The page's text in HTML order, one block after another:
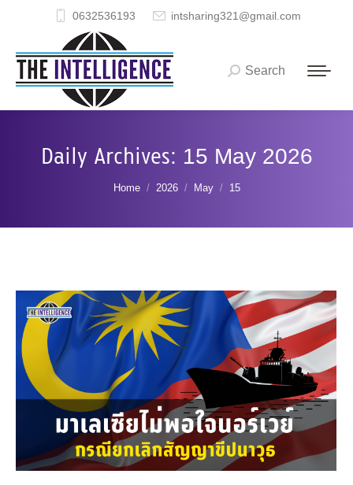
0632536193 intsharing321@gmail.com
Search:
Search
Daily Archives: 15 May 2026
You are here:
Home 2026 May 15